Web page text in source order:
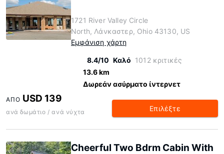
1721 River Valley Circle
North, Λάνκαστερ, Ohio 43130, US
Εμφάνιση χάρτη
8.4/10 Καλό 1012 κριτικές
13.6 km
Δωρεάν ασύρματο ίντερνετ
ΑΠΌ USD 139
ανά δωμάτιο / ανά νύχτα Επιλέξτε
Cheerful Two Bdrm Cabin With